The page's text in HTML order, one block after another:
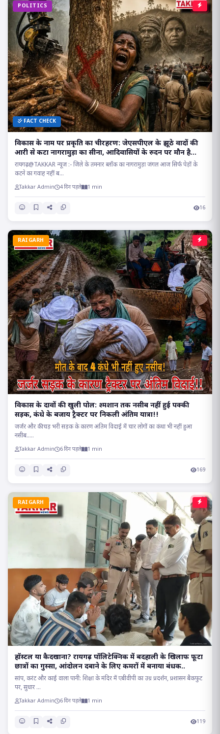
POLITICS
FACT CHECK
विकास के नाम पर प्रकृति का चीरहरण: जेएसपीएल के झूठे वादों की
आरी से कटा नागरामुड़ा का सीना, आदिवासियों के रुदन पर मौन है
सत्ता!
रायगढ़@TAKKAR न्यूज :- जिले के तमनार ब्लॉक का नागरामुड़ा जंगल आज सिर्फ पेड़ों के
कटने का गवाह नहीं ब...
Takkar Admin 4 दिन पहले 1 min
16
RAIGARH
विकास के दावों की खुली पोल: श्मशान तक नसीब नहीं हुई पक्की
सड़क, कंधे के बजाय ट्रैक्टर पर निकली अंतिम यात्रा!!
जर्जर और कीचड़ भरी सड़क के कारण अंतिम विदाई में चार लोगों का कंधा भी नहीं हुआ
नसीब.....
Takkar Admin 6 दिन पहले 1 min
169
RAIGARH
हॉस्टल या कैदखाना? रायगढ़ पॉलिटेक्निक में बदहाली के खिलाफ फूटा
छात्रों का गुस्सा, आंदोलन दबाने के लिए कमरों में बनाया बंधक..
सांप, करंट और काई वाला पानी: शिक्षा के मंदिर में एबीवीपी का उग्र प्रदर्शन, प्रशासन बैकफुट
पर, सुधार ...
Takkar Admin 6 दिन पहले 1 min
119